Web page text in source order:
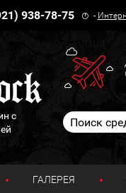
938-78-75 -
с
ГАЛЕРЕЯ